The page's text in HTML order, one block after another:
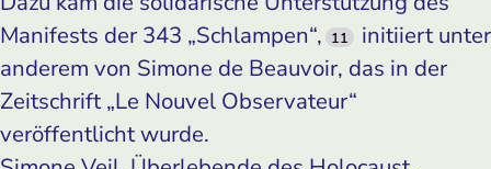
Manifests der 343 „Schlampen“, 11
initiiert unter
anderem von Simone de Beauvoir, das in der
Zeitschrift „Le Nouvel Observateur“
veröffentlicht wurde.